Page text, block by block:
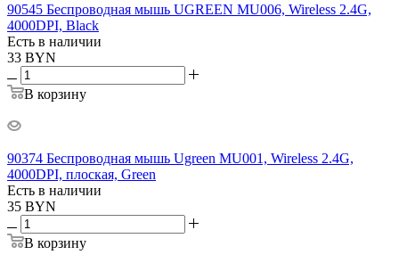
90545 Беспроводная мышь UGREEN MU006, Wireless 2.4G,
4000DPI, Black
Есть в наличии
33 BYN
В корзину
90374 Беспроводная мышь Ugreen MU001, Wireless 2.4G,
4000DPI, плоская, Green
Есть в наличии
35 BYN
В корзину